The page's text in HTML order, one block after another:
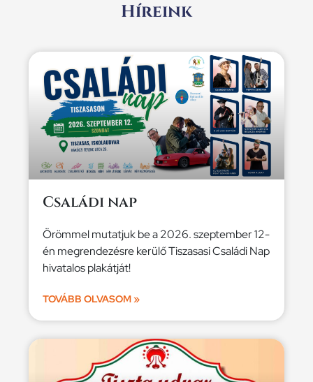
Híreink
Családi nap
Örömmel mutatjuk be a 2026. szeptember 12-
én megrendezésre kerülő Tiszasasi Családi Nap
hivatalos plakátját!
TOVÁBB OLVASOM »